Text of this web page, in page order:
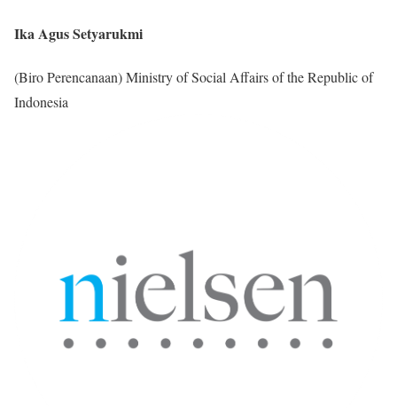
Ika Agus Setyarukmi
(Biro Perencanaan) Ministry of Social Affairs of the Republic of
Indonesia